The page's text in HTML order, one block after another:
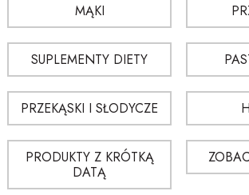
Najważniejsze są jakość surowca, wygodne
produktu do swoich potrzeb.
Czy zestawy prezentowe nadają się do
stosowania?
W wielu przypadkach tak, ale najlepiej kierować
sposobem użycia podanym przez producenta.
MĄKI
SUPLEMENTY DIETY
PRZEKĄSKI I SŁODYCZE
PRODUKTY Z KRÓTKĄ
DATĄ